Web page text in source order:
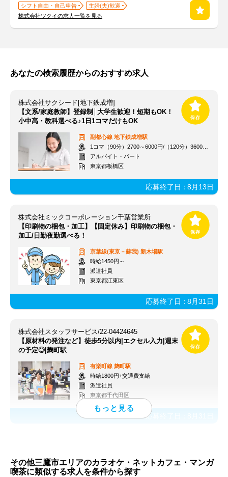
シフト自由・自己申告
主婦(夫)歓迎
株式会社ツクイの求人一覧を見る
あなたの検索履歴からのおすすめ求人
株式会社サクシード[地下鉄成増]
【文系/家庭教師】登録制│大学生歓迎！短期もOK！
小中高・教科選べる♪1日1コマだけもOK
副都心線 地下鉄成増駅
1コマ（90分）2700～6000円/（120分）3600～1万2000円 +交通費
アルバイト・パート
東京都板橋区
応募終了日：8月13日
株式会社ミックコーポレーション千葉営業所
【印刷物の梱包・加工】【固定休み】印刷物の梱包・
加工/日勤夜勤選べる！
京葉線(東京－蘇我) 新木場駅
時給1450円～
派遣社員
東京都江東区
応募終了日：8月31日
株式会社スタッフサービス/22-04424645
【原材料の発注など】徒歩5分以内|エクセル入力|週末
の予定◎|麹町駅
有楽町線 麹町駅
時給1800円+交通費支給
派遣社員
東京都千代田区
応募終了日：
その他三鷹市エリアのカラオケ・ネットカフェ・マンガ
喫茶に類似する求人を条件から探す